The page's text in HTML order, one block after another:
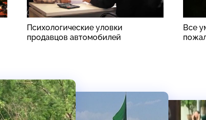
Психологические уловки
продавцов автомобилей
Все